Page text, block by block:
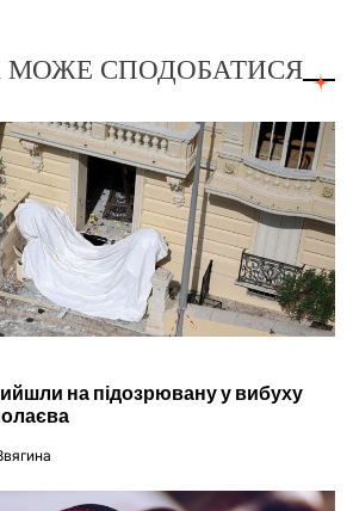
СПОДОБАТИСЯ
на підозрювану у вибуху